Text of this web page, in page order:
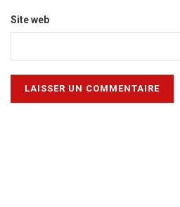
Site web